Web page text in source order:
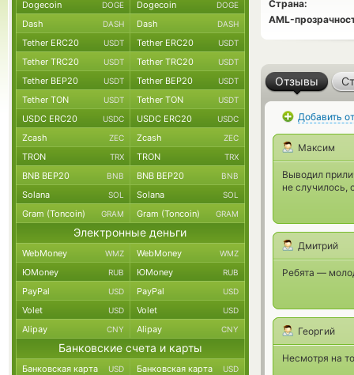
Страна:
AML-
Отзывы
Добавить
Максим
Выводил
не случилось,
Дмитрий
Ребята —
Георгий
Несмотря на
Dogecoin DOGE Dogecoin DOGE
Dash DASH Dash DASH
Tether ERC20 USDT Tether ERC20 USDT
Tether TRC20 USDT Tether TRC20 USDT
Tether BEP20 USDT Tether BEP20 USDT
Tether TON USDT Tether TON USDT
USDC ERC20 USDC USDC ERC20 USDC
Zcash ZEC Zcash ZEC
TRON TRX TRON TRX
BNB BEP20 BNB BNB BEP20 BNB
Solana SOL Solana SOL
Gram (Toncoin) GRAM Gram (Toncoin) GRAM
Электронные деньги
WebMoney WMZ WebMoney WMZ
ЮMoney RUB ЮMoney RUB
PayPal USD PayPal USD
Volet USD Volet USD
Alipay CNY Alipay CNY
Банковские счета и карты
Банковская карта USD Банковская карта USD